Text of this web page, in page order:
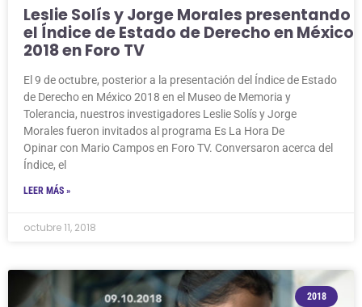
Leslie Solís y Jorge Morales presentando
el Índice de Estado de Derecho en México
2018 en Foro TV
El 9 de octubre, posterior a la presentación del Índice de Estado
de Derecho en México 2018 en el Museo de Memoria y
Tolerancia, nuestros investigadores Leslie Solís y Jorge
Morales fueron invitados al programa Es La Hora De
Opinar con Mario Campos en Foro TV. Conversaron acerca del
Índice, el
LEER MÁS »
octubre 11, 2018
2018